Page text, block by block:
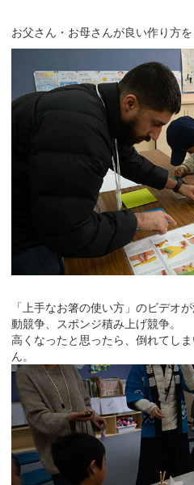
お父さん・お母さんが良い作り方
「上手なお箸の使い方」のビデオ
動競争、スポンジ積み上げ競争。
高くなったと思ったら、倒れてし
ん。